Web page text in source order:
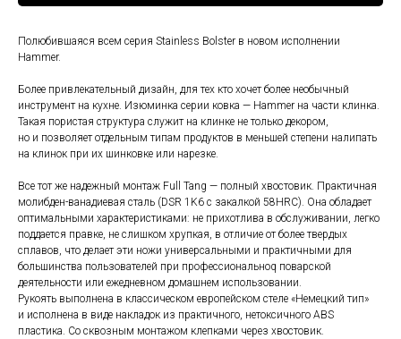
Полюбившаяся всем серия Stainless Bolster в новом исполнении
Hammer.
Более привлекательный дизайн, для тех кто хочет более необычный
инструмент на кухне. Изюминка серии ковка — Hammer на части клинка.
Такая пористая структура служит на клинке не только декором,
но и позволяет отдельным типам продуктов в меньшей степени налипать
на клинок при их шинковке или нарезке.
Все тот же надежный монтаж Full Tang — полный хвостовик. Практичная
молибден-ванадиевая сталь (DSR 1K6 с закалкой 58HRC). Она обладает
оптимальными характеристиками: не прихотлива в обслуживании, легко
поддается правке, не слишком хрупкая, в отличие от более твердых
сплавов, что делает эти ножи универсальными и практичными для
большинства пользователей при профессиональноq поварской
деятельности или ежедневном домашнем использовании.
Рукоять выполнена в классическом европейском стеле «Немецкий тип»
и исполнена в виде накладок из практичного, нетоксичного ABS
пластика. Со сквозным монтажом клепками через хвостовик.